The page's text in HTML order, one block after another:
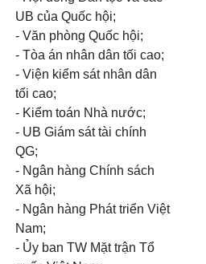
UB của Quốc hội;
- Văn phòng Quốc hội;
- Tòa án nhân dân tối cao;
- Viện kiểm sát nhân dân
tối cao;
- Kiểm toán Nhà nước;
- UB Giám sát tài chính
QG;
- Ngân hàng Chính sách
Xã hội;
- Ngân hàng Phát triển Việt
Nam;
- Ủy ban TW Mặt trận Tổ